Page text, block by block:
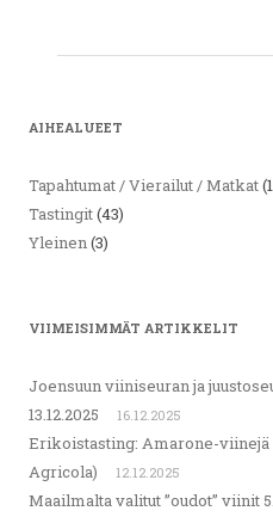
AIHEALUEET
Tapahtumat / Vierailut / Matkat
Tastingit(43)
Yleinen(3)
VIIMEISIMMÄT ARTIKKELIT
Joensuun viiniseuran ja
13.12.2025
16.12.2025
Erikoistasting: Amarone-viinejä
Agricola)
12.12.2025
Maailmalta valitut ”oudot” viinit